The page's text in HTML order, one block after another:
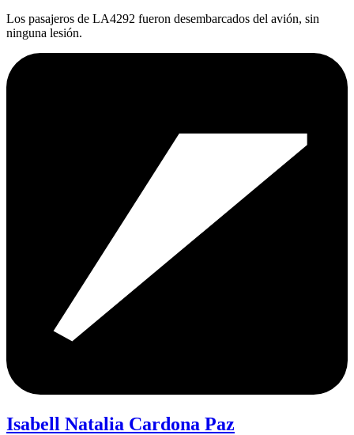
Los pasajeros de LA4292 fueron desembarcados del avión, sin
ninguna lesión.
Isabell Natalia Cardona Paz